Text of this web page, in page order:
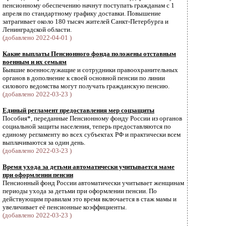
пенсионному обеспечению начнут поступать гражданам с 1
апреля по стандартному графику доставки. Повышение
затрагивает около 180 тысяч жителей Санкт-Петербурга и
Ленинградской области.
(добавлено 2022-04-01 )
Какие выплаты Пенсионного фонда положены отставным
военным и их семьям
Бывшие военнослужащие и сотрудники правоохранительных
органов в дополнение к своей основной пенсии по линии
силового ведомства могут получать гражданскую пенсию.
(добавлено 2022-03-23 )
Единый регламент предоставления мер соцзащиты
Пособия*, переданные Пенсионному фонду России из органов
социальной защиты населения, теперь предоставляются по
единому регламенту во всех субъектах РФ и практически всем
выплачиваются за один день.
(добавлено 2022-03-23 )
Время ухода за детьми автоматически учитывается маме
при оформлении пенсии
Пенсионный фонд России автоматически учитывает женщинам
периоды ухода за детьми при оформлении пенсии. По
действующим правилам это время включается в стаж мамы и
увеличивает её пенсионные коэффициенты.
(добавлено 2022-03-23 )